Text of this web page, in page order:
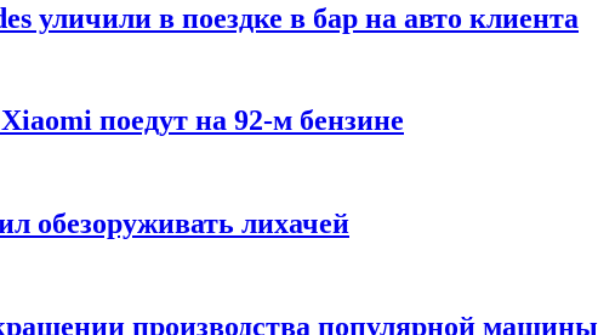
уличили в поездке в бар на авто клиента
поедут на 92-м бензине
обезоруживать лихачей
производства популярной машины